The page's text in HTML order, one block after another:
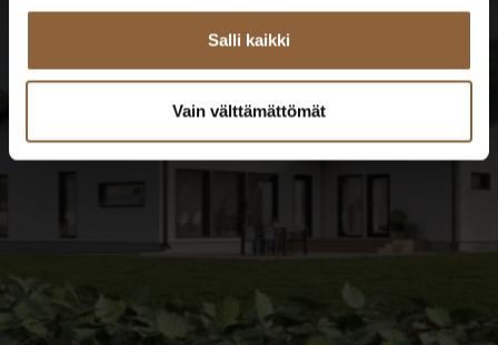
Salli kaikki
Vain välttämättömät